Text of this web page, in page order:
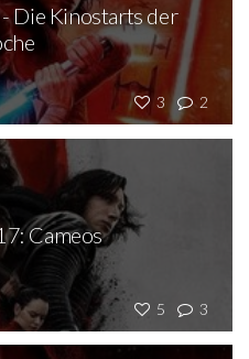
3 2
Die Kinostarts der
5 3
Cameos